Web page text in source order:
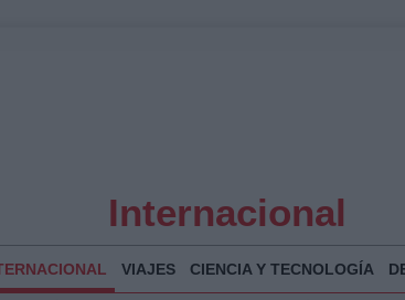
Internacional
VIAJES CIENCIA Y TECNOLOGÍA